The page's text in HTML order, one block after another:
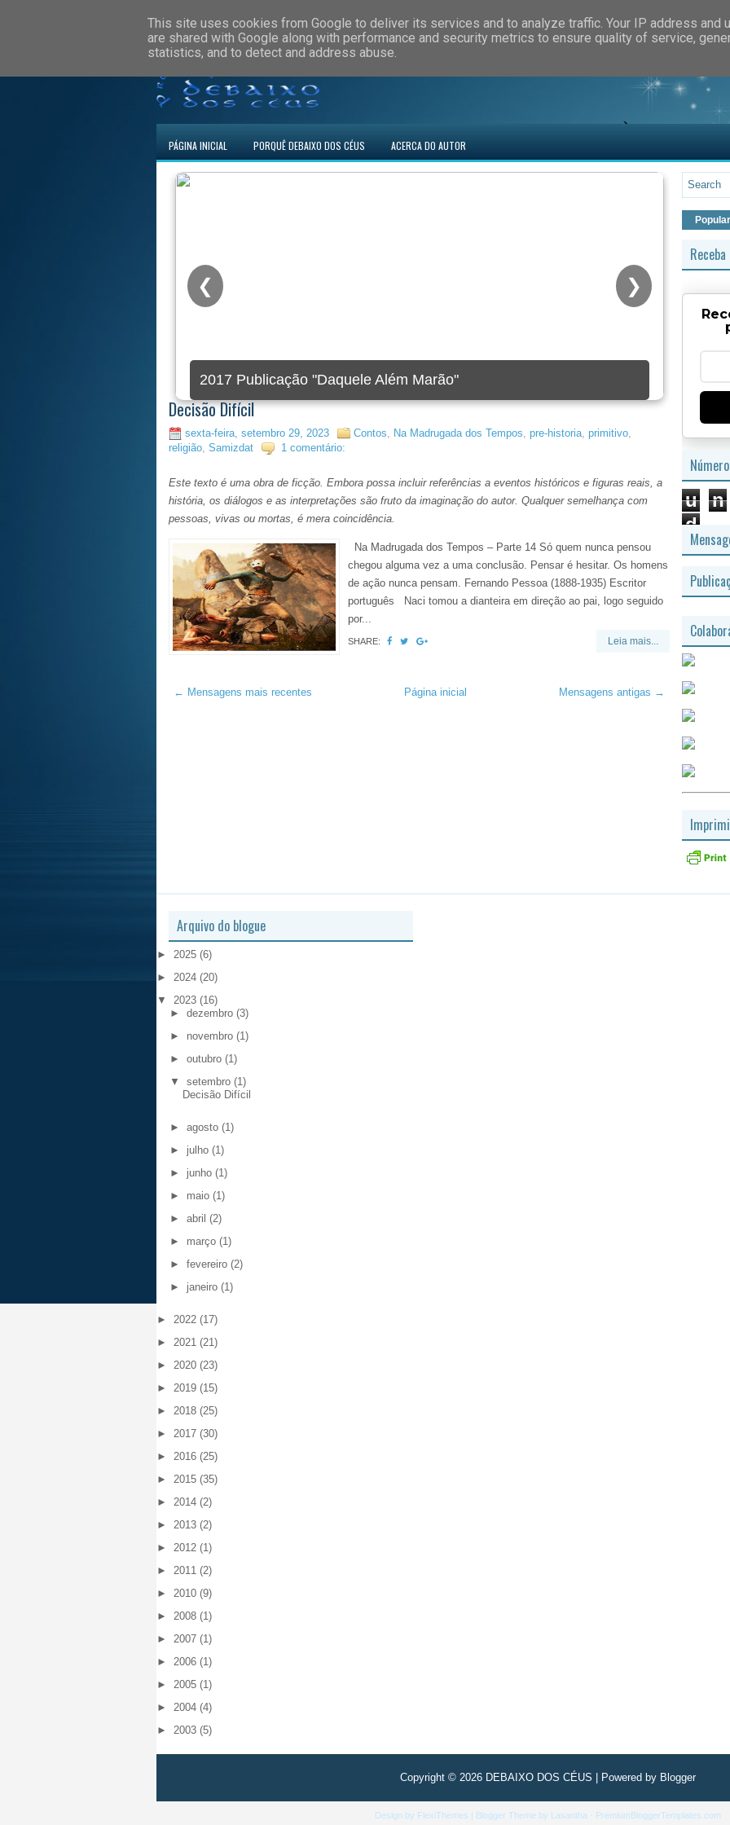
PÁGINA INICIAL PORQUÊ DEBAIXO DOS CÉUS ACERCA DO AUTOR
❮
2017 Publicação "Daquele Além Marão"
❯
Decisão Difícil
sexta-feira, setembro 29, 2023 Contos, Na Madrugada dos Tempos, pre-historia, primitivo,
religião, Samizdat 1 comentário:
Este texto é uma obra de ficção. Embora possa incluir referências a eventos históricos e figuras reais, a
história, os diálogos e as interpretações são fruto da imaginação do autor. Qualquer semelhança com
pessoas, vivas ou mortas, é mera coincidência.
Na Madrugada dos Tempos – Parte 14 Só quem nunca pensou
chegou alguma vez a uma conclusão. Pensar é hesitar. Os homens
de ação nunca pensam. Fernando Pessoa (1888-1935) Escritor
português Naci tomou a dianteira em direção ao pai, logo seguido
por...
SHARE: Leia mais...
← Mensagens mais recentes Mensagens antigas →
Página inicial
Popular
u
n
d
Arquivo do blogue
► 2025 (6)
► 2024 (20)
▼ 2023 (16)
► dezembro (3)
► novembro (1)
► outubro (1)
▼ setembro (1)
Decisão Difícil
► agosto (1)
► julho (1)
► junho (1)
► maio (1)
► abril (2)
► março (1)
► fevereiro (2)
► janeiro (1)
► 2022 (17)
► 2021 (21)
► 2020 (23)
► 2019 (15)
► 2018 (25)
► 2017 (30)
► 2016 (25)
► 2015 (35)
► 2014 (2)
► 2013 (2)
► 2012 (1)
► 2011 (2)
► 2010 (9)
► 2008 (1)
► 2007 (1)
► 2006 (1)
► 2005 (1)
► 2004 (4)
► 2003 (5)
Copyright © 2026 DEBAIXO DOS CÉUS | Powered by Blogger
Design by FlexiThemes | Blogger Theme by Lasantha - PremiumBloggerTemplates.com
This site uses cookies from Google to deliver its services and to analyze traffic. Your IP address and
are shared with Google along with performance and security metrics to ensure quality of service,
statistics, and to detect and address abuse.